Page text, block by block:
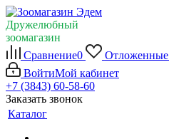
Дружелюбный
зоомагазин
Сравнение0 Отложенные
ВойтиМой кабинет
+7 (3843) 60-58-60
Заказать звонок
Каталог